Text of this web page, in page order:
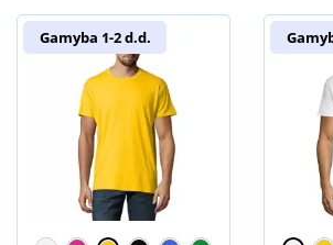
Gamyba 1-2 d.d.